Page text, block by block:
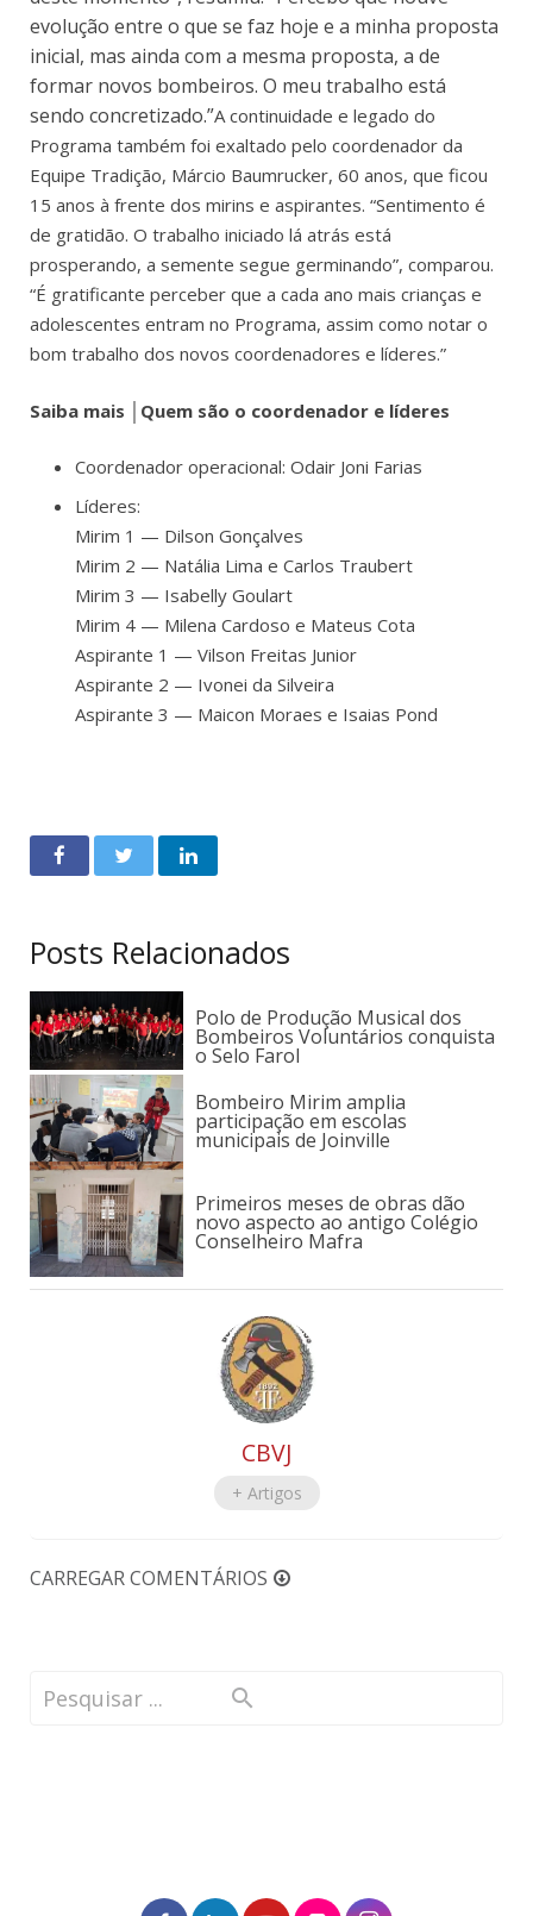
evolução entre o que se faz hoje e a minha proposta
inicial, mas ainda com a mesma proposta, a de
formar novos bombeiros. O meu trabalho está
sendo concretizado.”A continuidade e legado do
Programa também foi exaltado pelo coordenador da
Equipe Tradição, Márcio Baumrucker, 60 anos, que ficou
15 anos à frente dos mirins e aspirantes. “Sentimento é
de gratidão. O trabalho iniciado lá atrás está
prosperando, a semente segue germinando”, comparou.
“É gratificante perceber que a cada ano mais crianças e
adolescentes entram no Programa, assim como notar o
bom trabalho dos novos coordenadores e líderes.”
Saiba mais │Quem são o coordenador e líderes
Coordenador operacional: Odair Joni Farias
Líderes:
Mirim 1 — Dilson Gonçalves
Mirim 2 — Natália Lima e Carlos Traubert
Mirim 3 — Isabelly Goulart
Mirim 4 — Milena Cardoso e Mateus Cota
Aspirante 1 — Vilson Freitas Junior
Aspirante 2 — Ivonei da Silveira
Aspirante 3 — Maicon Moraes e Isaias Pond
Posts Relacionados
Polo de Produção Musical dos
Bombeiros Voluntários conquista
o Selo Farol
Bombeiro Mirim amplia
participação em escolas
municipais de Joinville
Primeiros meses de obras dão
novo aspecto ao antigo Colégio
Conselheiro Mafra
CBVJ
+ Artigos
CARREGAR COMENTÁRIOS